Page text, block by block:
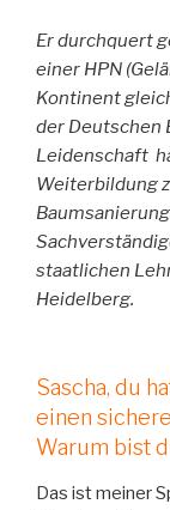
Er durchquert
einer HPN
Kontinent
der Deutschen
Leidenschaft
Weiterbildung
staatlichen
Heidelberg.
Sascha, du
einen
Warum bist
Das ist meiner